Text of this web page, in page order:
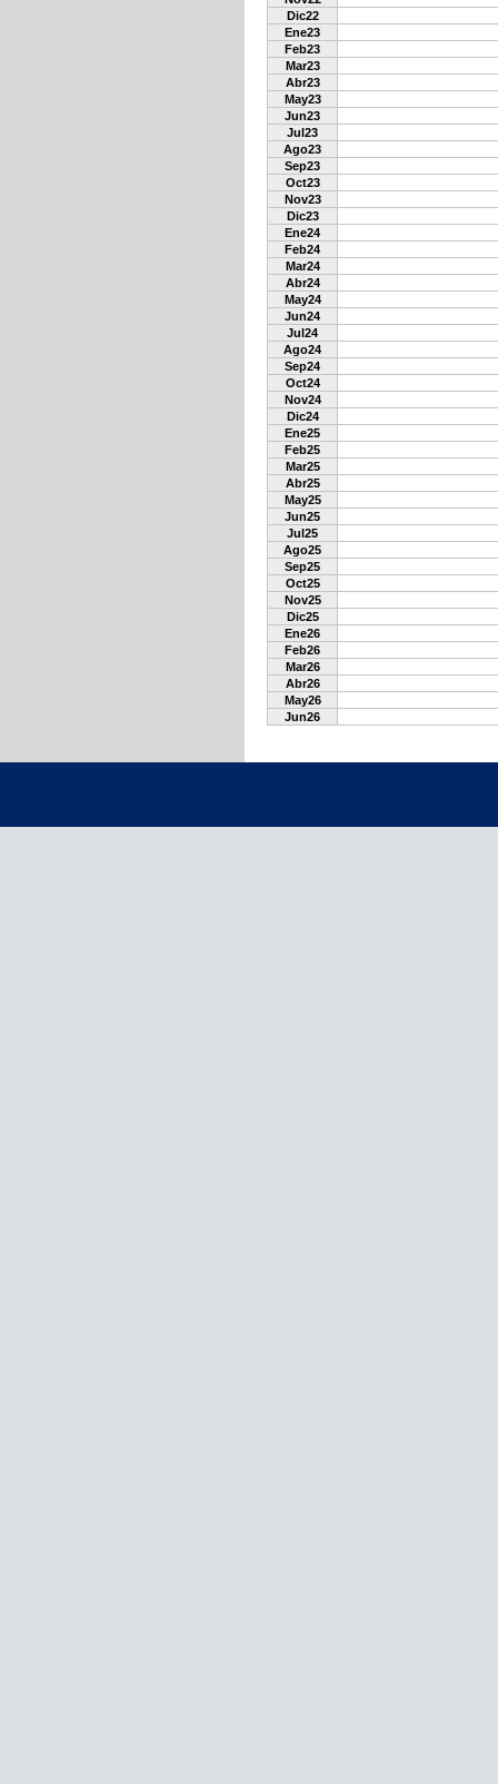
Dic22
Ene23
Feb23
Mar23
Abr23
May23
Jun23
Jul23
Ago23
Sep23
Oct23
Nov23
Dic23
Ene24
Feb24
Mar24
Abr24
May24
Jun24
Jul24
Ago24
Sep24
Oct24
Nov24
Dic24
Ene25
Feb25
Mar25
Abr25
May25
Jun25
Jul25
Ago25
Sep25
Oct25
Nov25
Dic25
Ene26
Feb26
Mar26
Abr26
May26
Jun26